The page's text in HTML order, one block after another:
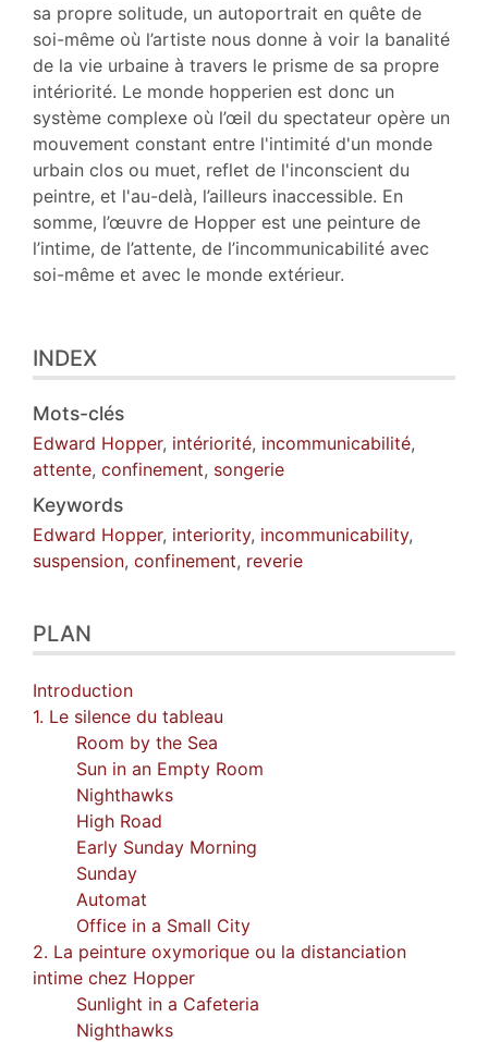
sa propre solitude, un autoportrait en quête de
soi-même où l’artiste nous donne à voir la banalité
de la vie urbaine à travers le prisme de sa propre
intériorité. Le monde hopperien est donc un
système complexe où l’œil du spectateur opère un
mouvement constant entre l'intimité d'un monde
urbain clos ou muet, reflet de l'inconscient du
peintre, et l'au-delà, l’ailleurs inaccessible. En
somme, l’œuvre de Hopper est une peinture de
l’intime, de l’attente, de l’incommunicabilité avec
soi-même et avec le monde extérieur.
INDEX
Mots-clés
Edward Hopper, intériorité, incommunicabilité,
attente, confinement, songerie
Keywords
Edward Hopper, interiority, incommunicability,
suspension, confinement, reverie
PLAN
Introduction
1. Le silence du tableau
Room by the Sea
Sun in an Empty Room
Nighthawks
High Road
Early Sunday Morning
Sunday
Automat
Office in a Small City
2. La peinture oxymorique ou la distanciation
intime chez Hopper
Sunlight in a Cafeteria
Nighthawks